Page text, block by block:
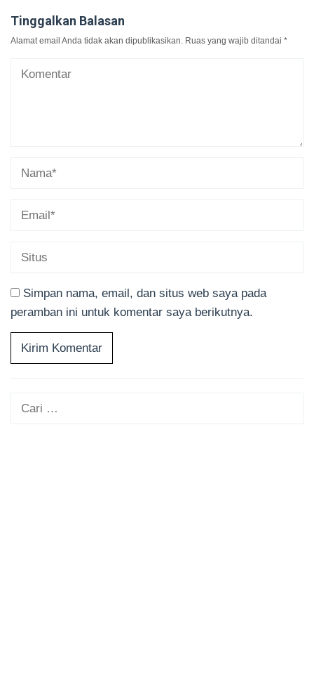
Tinggalkan Balasan
Alamat email Anda tidak akan dipublikasikan. Ruas yang wajib ditandai *
Simpan nama, email, dan situs web saya pada
peramban ini untuk komentar saya berikutnya.
Cari